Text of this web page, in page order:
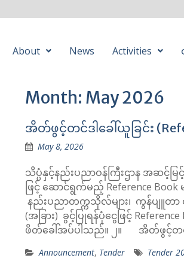
About News Activities
Month: May 2026
အိတ်ဖွင့်တင်ဒါခေါ်ယူခြင်း
May 8, 2026
သိပ္ပံနှင့်နည်းပညာဝန်ကြီးဌာန အဆင့်မြ
ဖြင့် ဆောင်ရွက်မည့် Reference
နည်းပညာတက္ကသိုလ်များ၊ ကွန်ပျူတာ တ
(အခြား) ခွင့်ပြုရန်ပုံငွေဖြင့်
ဖိတ်ခေါ်အပ်ပါသည်။ ၂။ အိတ်ဖွင့်တင်ဒါ
Announcement, Tender Tender